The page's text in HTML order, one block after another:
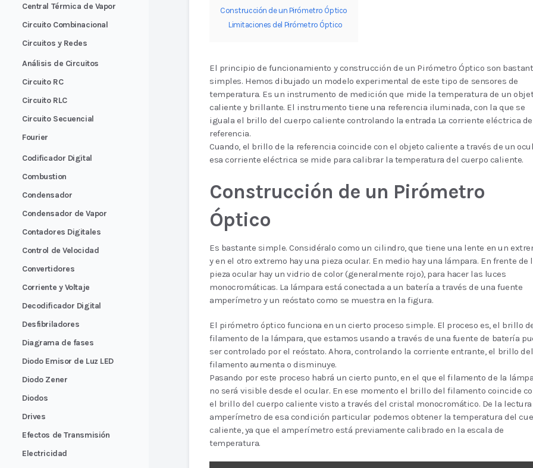
Central Térmica de Vapor
Circuito Combinacional
Circuitos y Redes
Análisis de Circuitos
Circuito RC
Circuito RLC
Circuito Secuencial
Fourier
Codificador Digital
Combustion
Condensador
Condensador de Vapor
Contadores Digitales
Control de Velocidad
Convertidores
Corriente y Voltaje
Decodificador Digital
Desfibriladores
Diagrama de fases
Diodo Emisor de Luz LED
Diodo Zener
Diodos
Drives
Efectos de Transmisión
Electricidad
Construcción de un Pirómetro Óptico
Limitaciones del Pirómetro Óptico
El principio de funcionamiento y construcción de un Pirómetro Óptico son
simples. Hemos dibujado un modelo experimental de este tipo de sensores de
temperatura. Es un instrumento de medición que mide la temperatura de un
caliente y brillante. El instrumento tiene una referencia iluminada, con la que se
iguala el brillo del cuerpo caliente controlando la entrada La corriente eléctrica
referencia.
Cuando, el brillo de la referencia coincide con el objeto caliente a través de un
esa corriente eléctrica se mide para calibrar la temperatura del cuerpo caliente.
Construcción de un Pirómetro
Óptico
Es bastante simple. Considéralo como un cilindro, que tiene una lente en un
y en el otro extremo hay una pieza ocular. En medio hay una lámpara. En frente de
pieza ocular hay un vidrio de color (generalmente rojo), para hacer las luces
monocromáticas. La lámpara está conectada a un batería a través de una fuente
amperímetro y un reóstato como se muestra en la figura.
El pirómetro óptico funciona en un cierto proceso simple. El proceso es, el brillo
filamento de la lámpara, que estamos usando a través de una fuente de batería
ser controlado por el reóstato. Ahora, controlando la corriente entrante, el brillo del
filamento aumenta o disminuye.
Pasando por este proceso habrá un cierto punto, en el que el filamento de la
no será visible desde el ocular. En ese momento el brillo del filamento coincide
el brillo del cuerpo caliente visto a través del cristal monocromático. De la
amperímetro de esa condición particular podemos obtener la temperatura del
caliente, ya que el amperímetro está previamente calibrado en la escala de
temperatura.